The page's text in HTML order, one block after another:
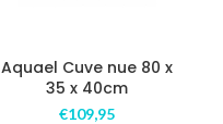
Aquael Cuve nue 80 x
35 x 40cm
€109,95